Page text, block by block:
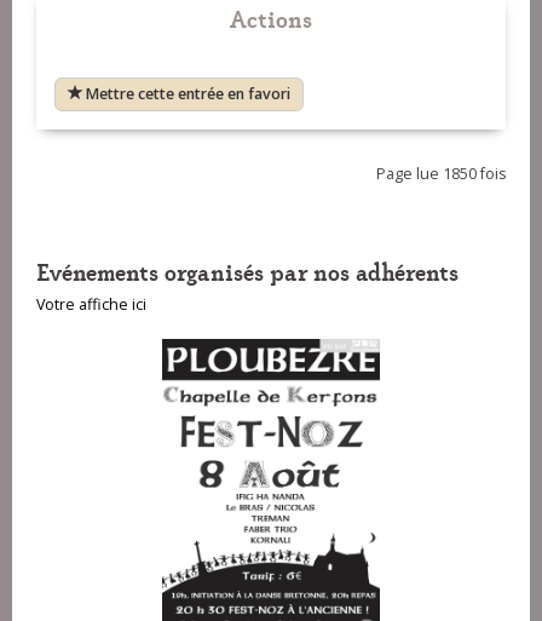
Actions
Mettre cette entrée en favori
Page lue 1850 fois
Evénements organisés par nos adhérents
Votre affiche ici